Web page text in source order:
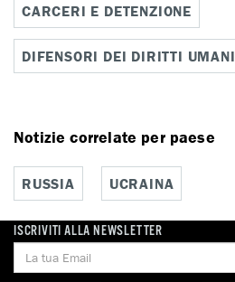
CARCERI E DETENZIONE
DIFENSORI DEI DIRITTI UMANI
Notizie correlate per paese
RUSSIA UCRAINA
ISCRIVITI ALLA NEWSLETTER